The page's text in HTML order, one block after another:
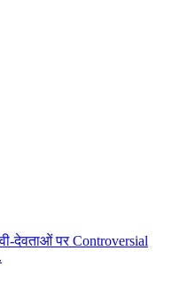
देवताओं पर Controversial